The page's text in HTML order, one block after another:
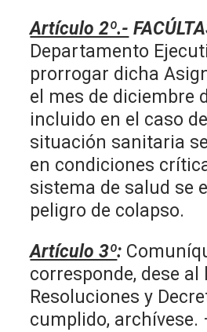
Artículo 2º.-
Departamento
prorrogar dicha
el mes de diciembre
incluido en el caso
situación sanitaria
en condiciones
sistema de salud se
peligro de colapso.
Artículo 3º:
corresponde, dese al
Resoluciones y
cumplido, archívese.